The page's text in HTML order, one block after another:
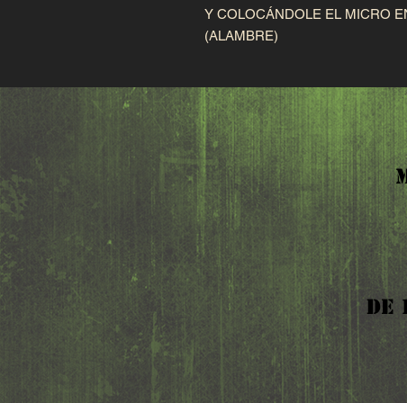
Y COLOCÁNDOLE EL MICRO
(ALAMBRE)
DE